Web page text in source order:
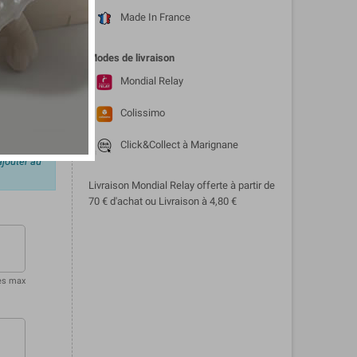
petit
est
au
max
Made In France
Modes de livraison
Mondial Relay
Colissimo
Click&Collect à Marignane
Livraison Mondial Relay offerte à partir de
70 € d'achat ou Livraison à 4,80 €